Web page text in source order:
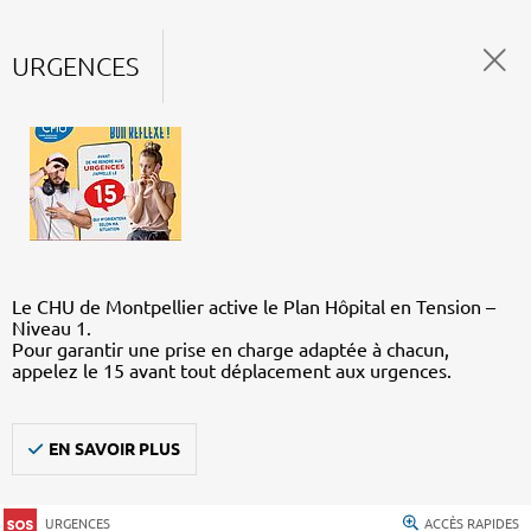
URGENCES
Le CHU de Montpellier active le Plan Hôpital en Tension –
Niveau 1.
Pour garantir une prise en charge adaptée à chacun,
appelez le 15 avant tout déplacement aux urgences.
EN SAVOIR PLUS
URGENCES ACCÈS RAPIDES